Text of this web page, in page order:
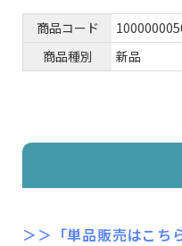
商品コード
商品種別
新品
＞＞「単品販売はこち